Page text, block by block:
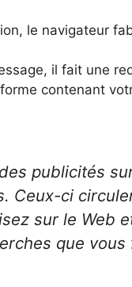
le navigateur
il fait une
contenant
publicités
Ceux-ci
sur le Web
que